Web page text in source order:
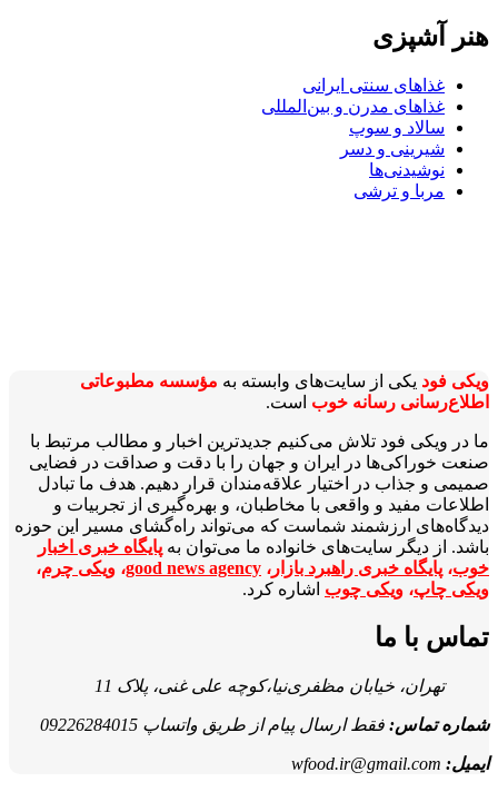
هنر آشپزی
غذاهای سنتی ایرانی
غذاهای مدرن و بین‌المللی
سالاد و سوپ
شیرینی و دسر
نوشیدنی‌ها
مربا و ترشی
ویکی‌ فود یکی از سایت‌های وابسته به مؤسسه مطبوعاتی
اطلاع‌رسانی رسانه خوب است.
ما در ویکی‌ فود تلاش می‌کنیم جدیدترین اخبار و مطالب مرتبط با
صنعت خوراکی‌ها در ایران و جهان را با دقت و صداقت در فضایی
صمیمی و جذاب در اختیار علاقه‌مندان قرار دهیم. هدف ما تبادل
اطلاعات مفید و واقعی با مخاطبان، و بهره‌گیری از تجربیات و
دیدگاه‌های ارزشمند شماست که می‌تواند راه‌گشای مسیر این حوزه
باشد. از دیگر سایت‌های خانواده ما می‌توان به پایگاه خبری اخبار
خوب، پایگاه خبری راهبرد بازار ، good news agency، ویکی چرم،
ویکی چاپ، ویکی چوب اشاره کرد.
تماس با ما
تهران، خیابان مظفری‌نیا،کوچه علی غنی، پلاک 11
شماره تماس: فقط ارسال پیام از طریق واتساپ 09226284015
ایمیل: wfood.ir@gmail.com